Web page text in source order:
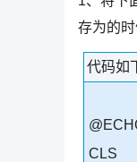
存为的时
代码如
CLS